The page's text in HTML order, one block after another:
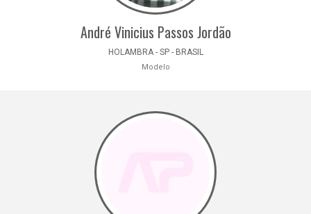
André Vinicius Passos Jordão
HOLAMBRA - SP - BRASIL
Modelo